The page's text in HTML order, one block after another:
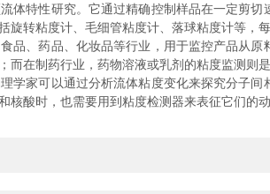
特性研究。它通过精确控制样品在一定剪切
转粘度计、毛细管粘度计、落球粘度计等，
、药品、化妆品等行业，用于监控产品从原
在制药行业，药物溶液或乳剂的粘度监测则
家可以通过分析流体粘度变化来探究分子间
酸时，也需要用到粘度检测器来表征它们的